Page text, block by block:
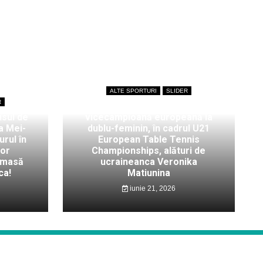
Mei-
în
ALTE SPORTURI SLIDER
dublu-feminin, în cadrul U21
European Table Tennis
Championships, alături de
ucraineanca Veronika
Matiunina
iunie 21, 2026